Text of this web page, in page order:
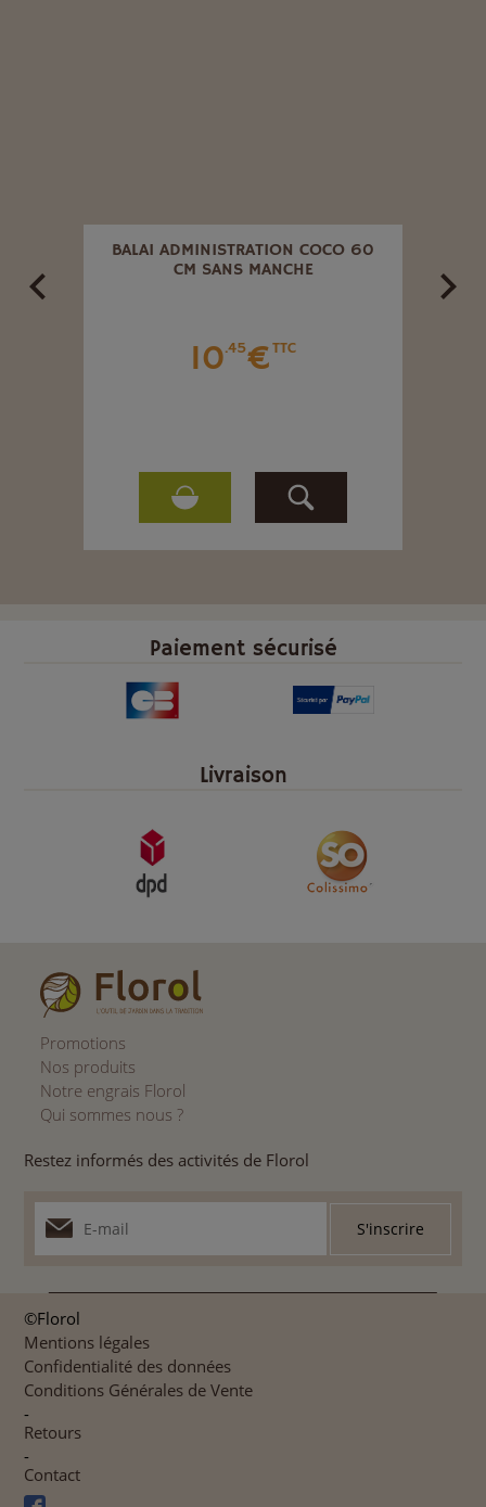
BALAI ADMINISTRATION COCO 60
CM SANS MANCHE
10.45€TTC
Paiement sécurisé
Livraison
Promotions
Nos produits
Notre engrais Florol
Qui sommes nous ?
Restez informés des activités de Florol
©Florol
Mentions légales
Confidentialité des données
Conditions Générales de Vente
-
Retours
-
Contact